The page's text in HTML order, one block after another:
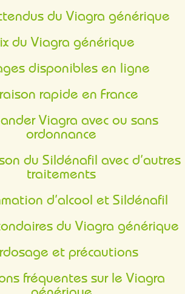
du Viagra générique
du Viagra générique
disponibles en ligne
rapide en France
ordonnance
traitements
d’alcool et Sildénafil
du Viagra générique
et précautions